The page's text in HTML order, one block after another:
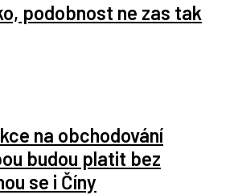
podobnost ne zas tak
na obchodování
budou platit bez
se i Číny